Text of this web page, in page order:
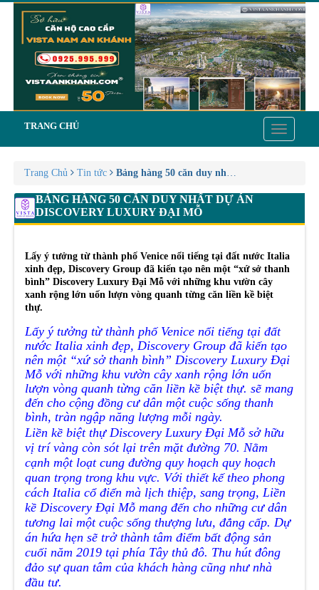
Toggle
TRANG CHỦ
Trang Chủ Tin tức Bảng hàng 50 căn duy nhất dự án Discovery
BẢNG HÀNG 50 CĂN DUY NHẤT DỰ ÁN
DISCOVERY LUXURY ĐẠI MỖ
Lấy ý tưởng từ thành phố Venice nổi tiếng tại đất nước Italia
xinh đẹp, Discovery Group đã kiến tạo nên một “xứ sở thanh
bình” Discovery Luxury Đại Mỗ với những khu vườn cây
xanh rộng lớn uốn lượn vòng quanh từng căn liền kề biệt
thự.
Lấy ý tưởng từ thành phố Venice nổi tiếng tại đất
nước Italia xinh đẹp, Discovery Group đã kiến tạo
nên một “xứ sở thanh bình”Discovery Luxury Đại
Mỗ với những khu vườn cây xanh rộng lớn uốn
lượn vòng quanh từng căn liền kề biệt thự. sẽ mang
đến cho cộng đồng cư dân một cuộc sống thanh
bình, tràn ngập năng lượng mỗi ngày.
Liền kề biệt thự Discovery Luxury Đại Mỗ sở hữu
vị trí vàng còn sót lại trên mặt đường 70. Nằm
cạnh một loạt cung đường quy hoạch quy hoạch
quan trọng trong khu vực. Với thiết kế theo phong
cách Italia cổ điển mà lịch thiệp, sang trọng,Liền
kề Discovery Đại Mỗ mang đến cho những cư dân
tương lai một cuộc sống thượng lưu, đẳng cấp. Dự
án hứa hẹn sẽ trở thành tâm điểm bất động sản
cuối năm 2019 tại phía Tây thủ đô. Thu hút đông
đảo sự quan tâm của khách hàng cũng như nhà
đầu tư.